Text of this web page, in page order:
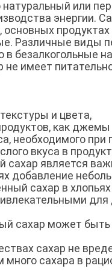
натуральный или
энергии.
основных
Различные виды
в безалкогольные
имеет
и цвета,
как
необходимого при
вкуса в
сахар является
добавление
сахар в
для
сахар может
сахар не
много сахара в